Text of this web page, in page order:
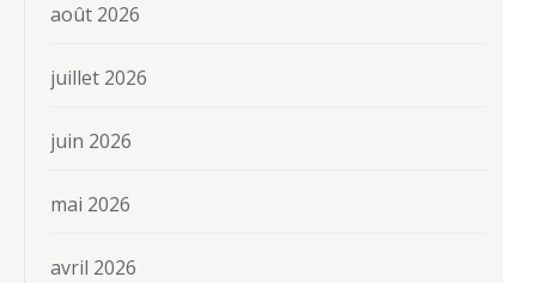
août 2026
juillet 2026
juin 2026
mai 2026
avril 2026